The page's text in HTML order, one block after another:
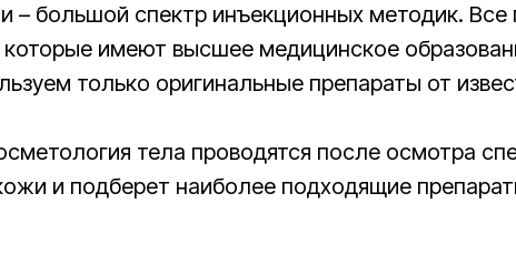
– большой спектр инъекционных методик.
имеют высшее медицинское
только оригинальные препараты от
тела проводятся после осмотра
и подберет наиболее подходящие